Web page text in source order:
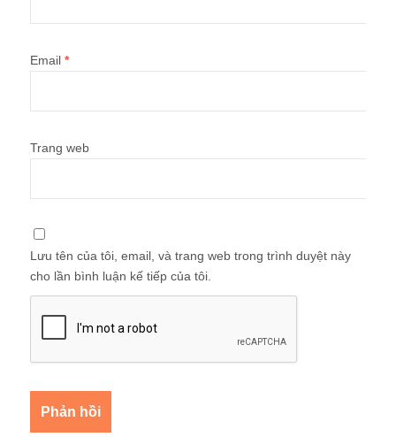
Email *
Trang web
Lưu tên của tôi, email, và trang web trong trình duyệt này
cho lần bình luận kế tiếp của tôi.